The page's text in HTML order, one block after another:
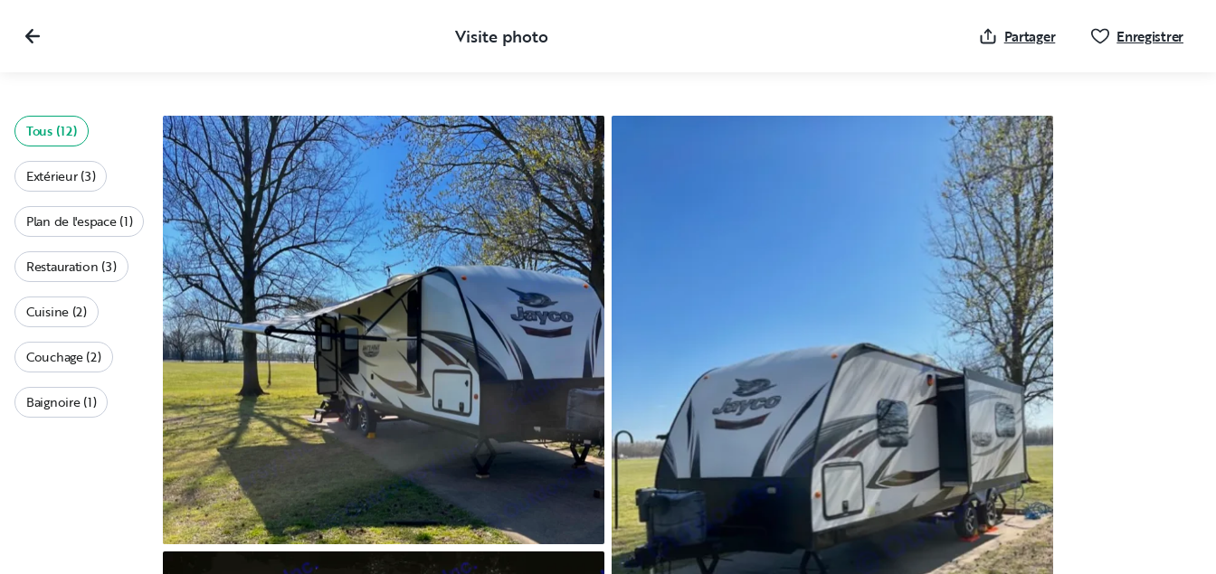
Visite photo Partager Enregistrer
Tous (12)
Extérieur (3)
Plan de l'espace (1)
Restauration (3)
Cuisine (2)
Couchage (2)
Baignoire (1)